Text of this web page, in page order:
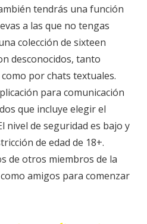
tendrás una función
a las que no tengas
colección de sixteen
desconocidos, tanto
por chats textuales.
para comunicación
que incluye elegir el
nivel de seguridad es bajo y
de edad de 18+.
de otros miembros de la
amigos para comenzar